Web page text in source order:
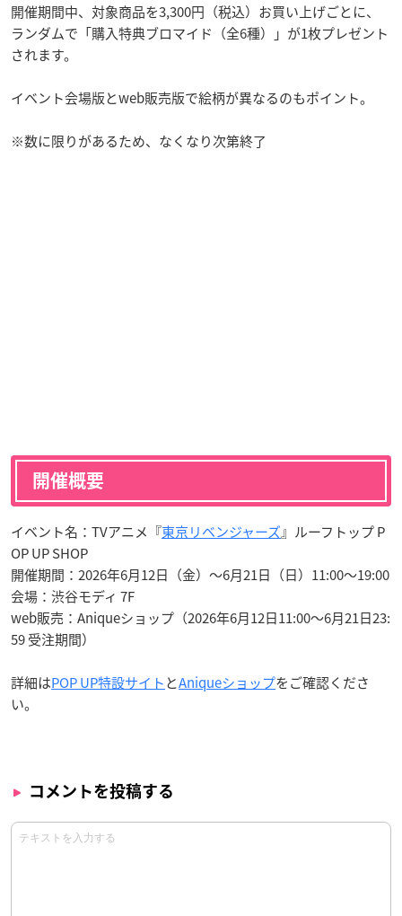
開催期間中、対象商品を3,300円（税込）お買い上げごとに、
ランダムで「購入特典ブロマイド（全6種）」が1枚プレゼント
されます。
イベント会場版とweb販売版で絵柄が異なるのもポイント。
※数に限りがあるため、なくなり次第終了
開催概要
イベント名：TVアニメ『東京リベンジャーズ』ルーフトップ P
OP UP SHOP
開催期間：2026年6月12日（金）〜6月21日（日）11:00〜19:00
会場：渋谷モディ 7F
web販売：Aniqueショップ（2026年6月12日11:00〜6月21日23:
59 受注期間）
詳細はPOP UP特設サイトとAniqueショップをご確認くださ
い。
コメントを投稿する